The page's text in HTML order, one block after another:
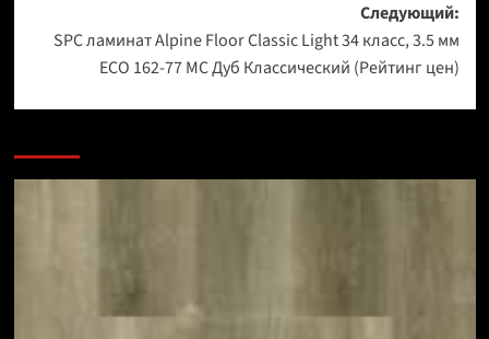
Следующий:
SPC ламинат Alpine Floor Classic Light 34 класс, 3.5 мм
ECO 162-77 МС Дуб Классический (Рейтинг цен)